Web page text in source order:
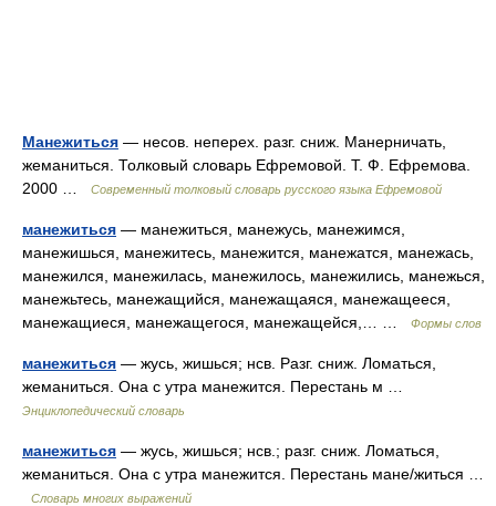
Манежиться — несов. неперех. разг. сниж. Манерничать,
жеманиться. Толковый словарь Ефремовой. Т. Ф. Ефремова.
2000 …
Современный толковый словарь русского языка Ефремовой
манежиться — манежиться, манежусь, манежимся,
манежишься, манежитесь, манежится, манежатся, манежась,
манежился, манежилась, манежилось, манежились, манежься,
манежьтесь, манежащийся, манежащаяся, манежащееся,
манежащиеся, манежащегося, манежащейся,… …
Формы слов
манежиться — жусь, жишься; нсв. Разг. сниж. Ломаться,
жеманиться. Она с утра манежится. Перестань м …
Энциклопедический словарь
манежиться — жусь, жишься; нсв.; разг. сниж. Ломаться,
жеманиться. Она с утра манежится. Перестань мане/житься …
Словарь многих выражений